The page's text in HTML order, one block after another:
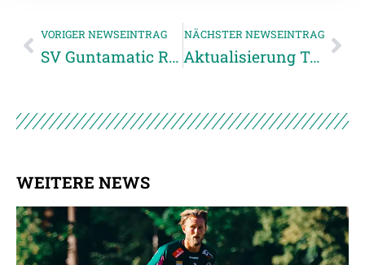
VORIGER NEWSEINTRAG
SV Guntamatic Ried trifft auf den Wiener Sportklub
NÄCHSTER NEWSEINTRAG
Aktualisierung Testspiele Sommer 2017
WEITERE NEWS